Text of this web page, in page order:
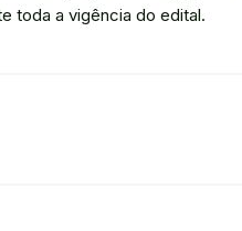
toda a vigência do edital.